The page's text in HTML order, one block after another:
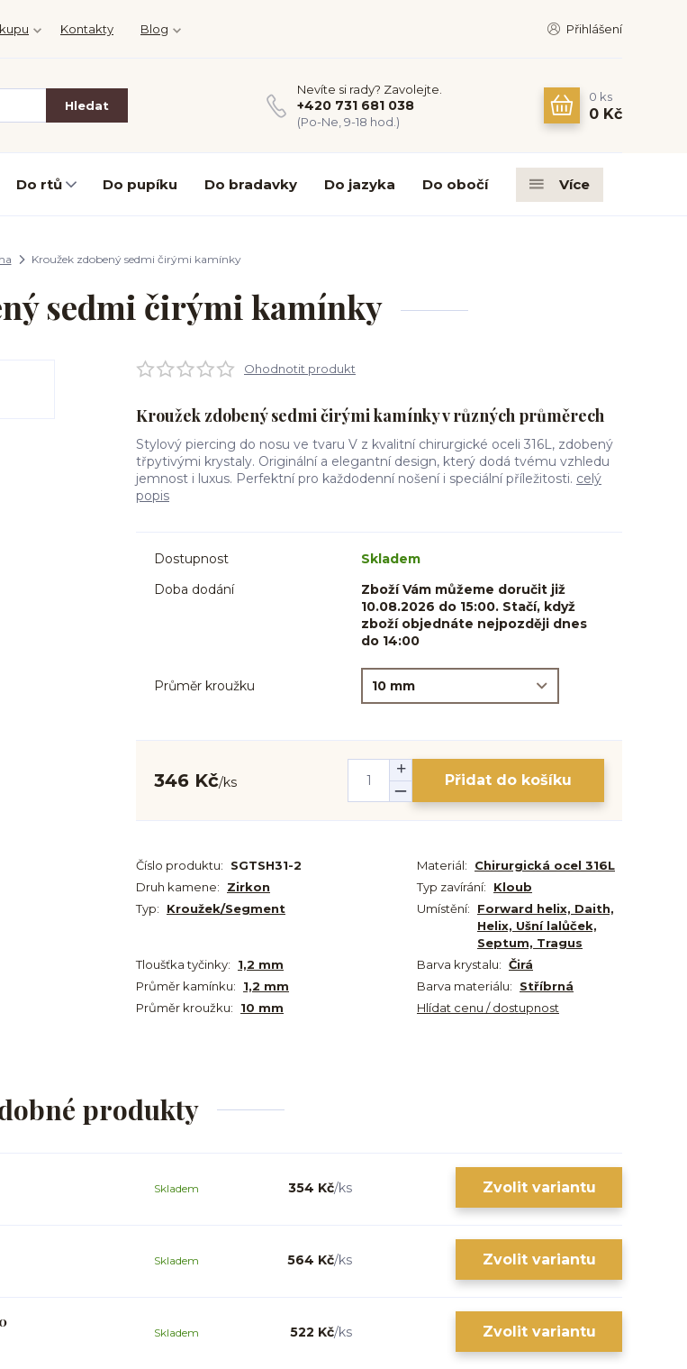
Kontakty Blog Přihlášení
Hledat
Nevíte si rady? Zavolejte.
+420 731 681 038
(Po-Ne, 9-18 hod.)
0 ks
0 Kč
Do rtů Do pupíku Do bradavky Do jazyka Do obočí Více
Kroužek zdobený sedmi čirými kamínky
sedmi čirými kamínky
Ohodnotit produkt
Kroužek zdobený sedmi čirými kamínky v různých průměrech
Stylový piercing do nosu ve tvaru V z kvalitní chirurgické oceli 316L, zdobený
třpytivými krystaly. Originální a elegantní design, který dodá tvému vzhledu
jemnost i luxus. Perfektní pro každodenní nošení i speciální příležitosti. celý
popis
Dostupnost
Skladem
Doba dodání
Zboží Vám můžeme doručit již
10.08.2026 do 15:00. Stačí, když
zboží objednáte nejpozději dnes
do 14:00
Průměr kroužku
346 Kč/ks Přidat do košíku
Číslo produktu: SGTSH31-2 Materiál:
Chirurgická ocel 316L
Druh kamene:
Zirkon Typ zavírání:
Kloub
Typ:
Kroužek/Segment Umístění:
Forward helix, Daith,
Helix, Ušní lalůček,
Septum, Tragus
Tloušťka tyčinky:
1,2 mm Barva krystalu: Čirá
Průměr kamínku:
1,2 mm Barva materiálu:
Stříbrná
Průměr kroužku:
10 mm Hlídat cenu / dostupnost
produkty
354 Kč/ks
Skladem Zvolit variantu
564 Kč/ks
Skladem Zvolit variantu
522 Kč/ks
Skladem Zvolit variantu